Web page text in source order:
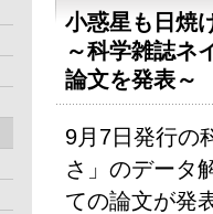
小惑星も日焼
～科学雑誌ネ
論文を発表～
9月7日発行の
さ」のデータ
ての論文が発